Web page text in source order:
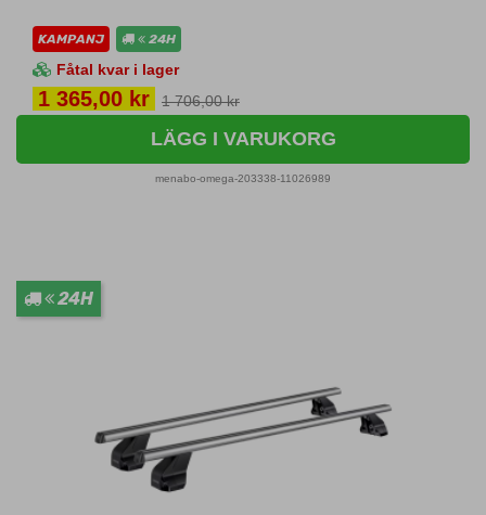
KAMPANJ 24H
Fåtal kvar i lager
Pris
1 365,00 kr 1 706,00 kr
LÄGG I VARUKORG
menabo-omega-203338-11026989
24H